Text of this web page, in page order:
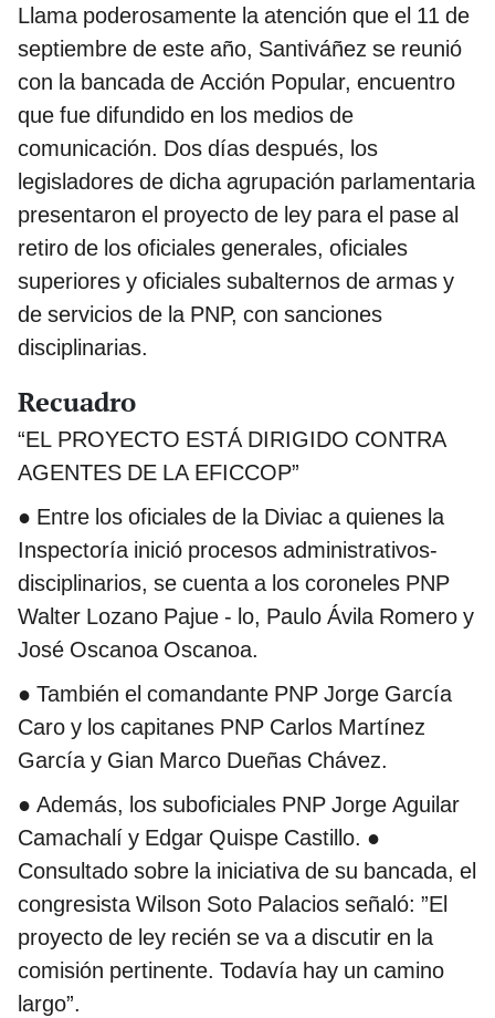
Llama poderosamente la atención que el 11 de
septiembre de este año, Santiváñez se reunió
con la bancada de Acción Popular, encuentro
que fue difundido en los medios de
comunicación. Dos días después, los
legisladores de dicha agrupación parlamentaria
presentaron el proyecto de ley para el pase al
retiro de los oficiales generales, oficiales
superiores y oficiales subalternos de armas y
de servicios de la PNP, con sanciones
disciplinarias.
Recuadro
“EL PROYECTO ESTÁ DIRIGIDO CONTRA
AGENTES DE LA EFICCOP”
● Entre los oficiales de la Diviac a quienes la
Inspectoría inició procesos administrativos-
disciplinarios, se cuenta a los coroneles PNP
Walter Lozano Pajue - lo, Paulo Ávila Romero y
José Oscanoa Oscanoa.
● También el comandante PNP Jorge García
Caro y los capitanes PNP Carlos Martínez
García y Gian Marco Dueñas Chávez.
● Además, los suboficiales PNP Jorge Aguilar
Camachalí y Edgar Quispe Castillo. ●
Consultado sobre la iniciativa de su bancada, el
congresista Wilson Soto Palacios señaló: ”El
proyecto de ley recién se va a discutir en la
comisión pertinente. Todavía hay un camino
largo”.